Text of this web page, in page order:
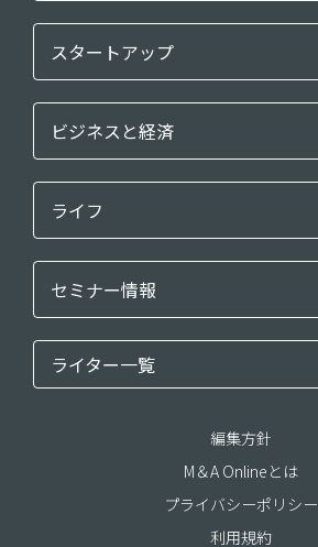
スタートアップ
ビジネスと経済
ライフ
セミナー情報
ライター一覧
編集方針
M＆A Onlineとは
プライバシーポリシー
利用規約